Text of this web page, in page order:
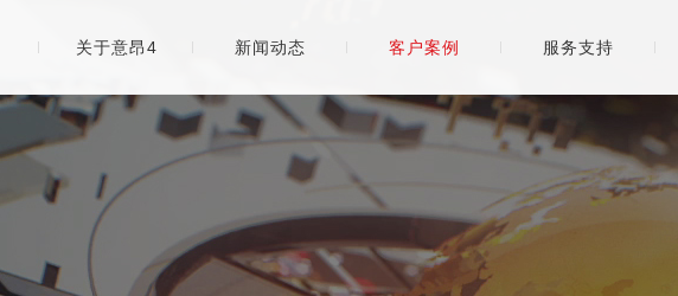
关于意昂4 新闻动态 客户案例 服务支持